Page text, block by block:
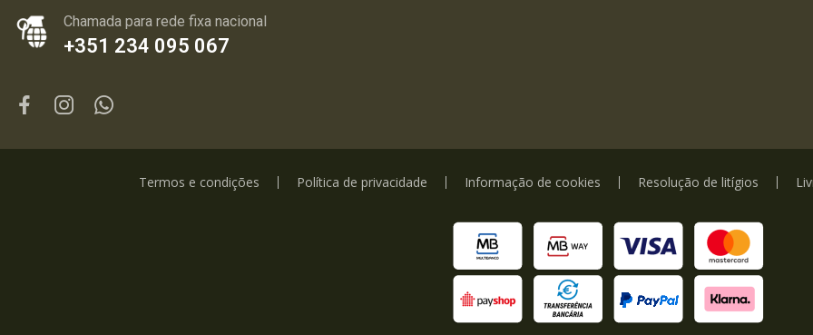
Chamada para rede fixa nacional
+351 234 095 067
Termos e condições Política de privacidade Informação de cookies Resolução de litígios